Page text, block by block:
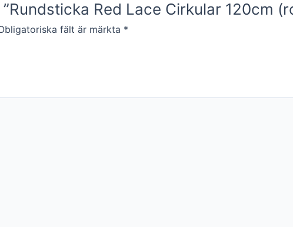
Red Lace Cirkular 120cm
fält är märkta *